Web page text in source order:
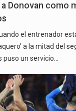
a Donovan como
el entrenador
a la mitad del
puso un servicio…